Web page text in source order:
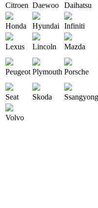
Citroen Daewoo Daihatsu
Honda Hyundai Infiniti
Lexus Lincoln Mazda
Peugeot Plymouth Porsche
Seat Skoda Ssangyong
Volvo